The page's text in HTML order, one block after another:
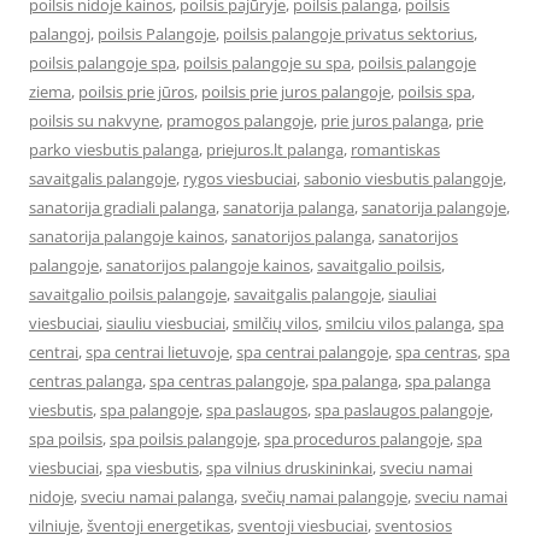
poilsis nidoje kainos, poilsis pajūryje, poilsis palanga, poilsis
palangoj, poilsis Palangoje, poilsis palangoje privatus sektorius,
poilsis palangoje spa, poilsis palangoje su spa, poilsis palangoje
ziema, poilsis prie jūros, poilsis prie juros palangoje, poilsis spa,
poilsis su nakvyne, pramogos palangoje, prie juros palanga, prie
parko viesbutis palanga, priejuros.lt palanga, romantiskas
savaitgalis palangoje, rygos viesbuciai,sabonio viesbutis palangoje,
sanatorija gradiali palanga,sanatorija palanga,sanatorija palangoje,
sanatorija palangoje kainos,sanatorijos palanga,sanatorijos
palangoje,sanatorijos palangoje kainos,savaitgalio poilsis,
savaitgalio poilsis palangoje,savaitgalis palangoje,siauliai
viesbuciai,siauliu viesbuciai,smilčių vilos,smilciu vilos palanga,spa
centrai,spa centrai lietuvoje,spa centrai palangoje,spa centras,spa
centras palanga,spa centras palangoje,spa palanga,spa palanga
viesbutis,spa palangoje,spa paslaugos,spa paslaugos palangoje,
spa poilsis,spa poilsis palangoje,spa proceduros palangoje,spa
viesbuciai,spa viesbutis,spa vilnius druskininkai,sveciu namai
nidoje,sveciu namai palanga,svečių namai palangoje,sveciu namai
vilniuje,šventoji energetikas,sventoji viesbuciai,sventosios